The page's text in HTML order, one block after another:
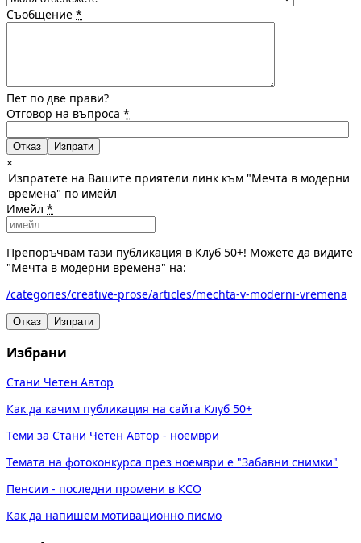
Съобщение *
Пет по две прави?
Отговор на въпроса *
Отказ
×
Изпратете на Вашите приятели линк към "Мечта в модерни
времена" по имейл
Имейл *
Препоръчвам тази публикация в Клуб 50+! Можете да видите
"Мечта в модерни времена" на:
/categories/creative-prose/articles/mechta-v-moderni-vremena
Отказ Изпрати
Избрани
Стани Четен Автор
Как да качим публикация на сайта Клуб 50+
Теми за Стани Четен Автор - ноември
Темата на фотоконкурса през ноември е "Забавни снимки"
Пенсии - последни промени в КСО
Как да напишем мотивационно писмо